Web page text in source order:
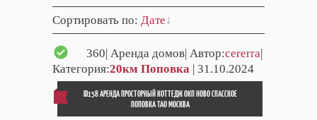
Сортировать по: Дате
360| Аренда домов| Автор:cererra|
Категория:20км Поповка | 31.10.2024
ID158 АРЕНДА ПРОСТОРНЫЙ КОТТЕДЖ ОКП НОВО СПАССКОЕ
ПОПОВКА ТАО МОСКВА